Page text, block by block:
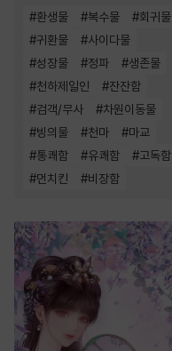
#환생물 #복수물 #회귀물
#귀환물 #사이다물
#성장물 #정파 #생존물
#천하제일인 #잔잔함
#검객/무사 #차원이동물
#빙의물 #천마 #마교
#통쾌함 #유쾌함 #고독함
#먼치킨 #비장함